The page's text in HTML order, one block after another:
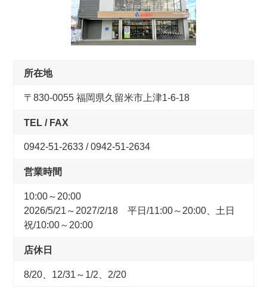
自転車・パーツの使い方・選び方
コンセプトストア
製品情報
オリジナルブランド一覧
日本代理店ブランド一覧
あさひのサービス
サイクルベースあさひ公式アプリ
所在地
〒830-0055 福岡県久留米市上津1-6-18
TEL / FAX
0942-51-2633 / 0942-51-2634
営業時間
10:00～20:00
2026/5/21～2027/2/18 平日/11:00～20:00、土日
祝/10:00～20:00
店休日
8/20、12/31～1/2、2/20